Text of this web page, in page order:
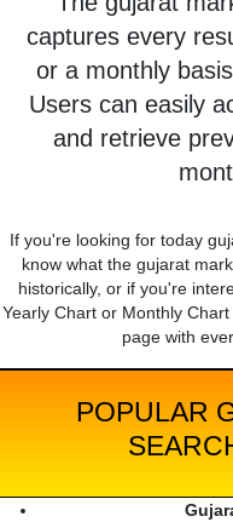
captures every
or a monthly
Users can easily
and retrieve
If you're looking for today
know what the gujarat
historically, or if you're
Yearly Chart or Monthly
page with
POPULAR